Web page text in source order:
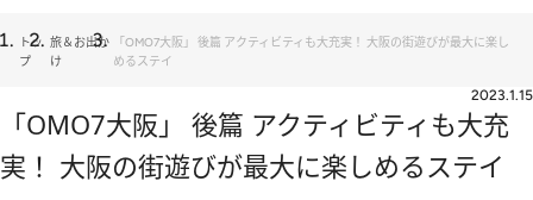
トッ
プ
旅＆お出か
け
「OMO7大阪」 後篇 アクティビティも大充実！ 大阪の街遊びが最大に楽し
めるステイ
2023.1.15
「OMO7大阪」 後篇 アクティビティも大充
実！ 大阪の街遊びが最大に楽しめるステイ